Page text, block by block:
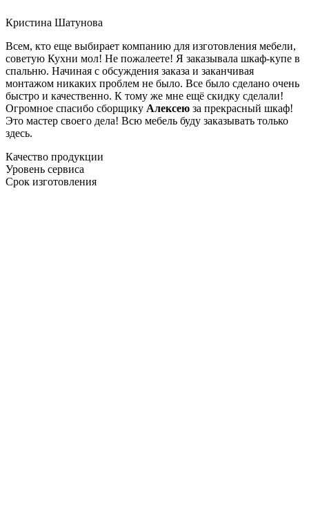
Кристина Шатунова
Всем, кто еще выбирает компанию для изготовления мебели,
советую Кухни мол! Не пожалеете! Я заказывала шкаф-купе в
спальню. Начиная с обсуждения заказа и заканчивая
монтажом никаких проблем не было. Все было сделано очень
быстро и качественно. К тому же мне ещё скидку сделали!
Огромное спасибо сборщику Алексею за прекрасный шкаф!
Это мастер своего дела! Всю мебель буду заказывать только
здесь.
Качество продукции
Уровень сервиса
Срок изготовления